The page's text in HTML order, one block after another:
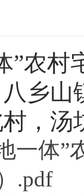
”农
乡
，汤
一体”
.pdf